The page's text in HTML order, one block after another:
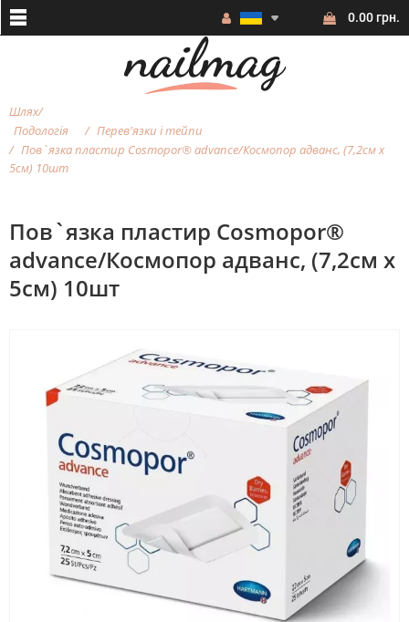
0.00 грн.
Шлях
Подологія
Перев'язки і тейпи
Пов`язка пластир Cosmopor® advance/Космопор адванс, (7,2см х
5см) 10шт
Пов`язка пластир Cosmopor®
advance/Космопор адванс, (7,2см х
5см) 10шт